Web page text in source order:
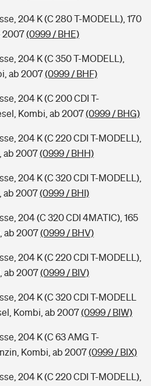
204 K (C 280 T-MODELL), 170
2007(0999 / BHE)
204 K (C 350 T-MODELL),
ab 2007(0999 / BHF)
204 K (C 200 CDI T-
Kombi, ab 2007(0999 / BHG)
204 K (C 220 CDI T-MODELL),
ab 2007(0999 / BHH)
204 K (C 320 CDI T-MODELL),
ab 2007(0999 / BHI)
204 (C 320 CDI 4MATIC), 165
ab 2007(0999 / BHV)
204 K (C 220 CDI T-MODELL),
ab 2007(0999 / BIV)
204 K (C 320 CDI T-MODELL
Kombi, ab 2007(0999 / BIW)
204 K (C 63 AMG T-
Kombi, ab 2007(0999 / BIX)
204 K (C 220 CDI T-MODELL),